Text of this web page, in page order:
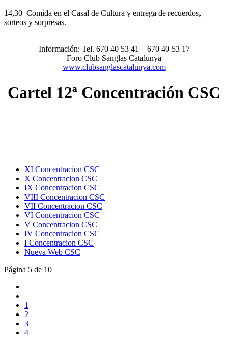
14,30 Comida en el Casal de Cultura y entrega de recuerdos,
sorteos y sorpresas.
Información: Tel. 670 40 53 41 – 670 40 53 17
Foro Club Sanglas Catalunya
www.clubsanglascatalunya.com
Cartel 12ª Concentración CSC
XI Concentracion CSC
X Concentracion CSC
IX Concentracion CSC
VIII Concentracion CSC
VII Concentracion CSC
VI Concentracion CSC
V Concentracion CSC
IV Concentracion CSC
I Concentracion CSC
Nueva Web CSC
Página 5 de 10
1
2
3
4